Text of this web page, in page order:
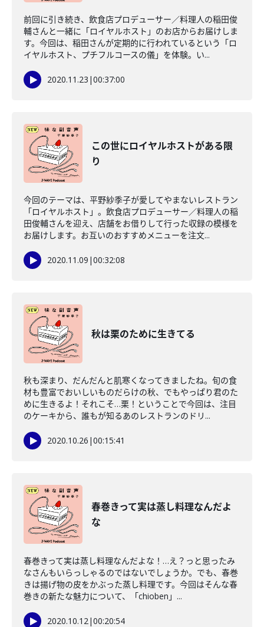
前回に引き続き、飲食店プロデューサー／料理人の稲田俊
輔さんと一緒に「ロイヤルホスト」のお店からお届けしま
す。今回は、稲田さんが定期的に行われているという「ロ
イヤルホスト、プチフルコースの儀」を体験。い...
2020.11.23 |00:37:00
この世にロイヤルホストがある限
り
今回のテーマは、平野紗季子が愛してやまないレストラン
「ロイヤルホスト」。飲食店プロデューサー／料理人の稲
田俊輔さんを迎え、店舗をお借りして行った収録の模様を
お届けします。お互いのおすすめメニューを注文...
2020.11.09 |00:32:08
秋は栗のために生きてる
秋も深まり、だんだんと肌寒くなってきましたね。旬の食
材も豊富でおいしいものだらけの秋、でもやっぱり君のた
めに生きるよ！それこそ…栗！ということで今回は、注目
のケーキから、誰もが知るあのレストランのドリ...
2020.10.26 |00:15:41
春巻きって実は蒸し料理なんだよ
な
春巻きって実は蒸し料理なんだよな！…え？っと思ったみ
なさんもいらっしゃるのではないでしょうか。でも、春巻
きは揚げ物の皮をかぶった蒸し料理です。今回はそんな春
巻きの新たな魅力について、「chioben」...
2020.10.12|00:20:54